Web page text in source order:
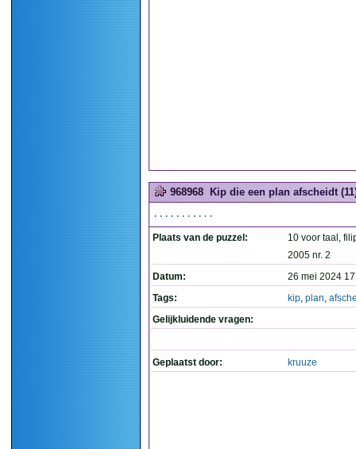
968968 Kip die een plan afscheidt
...........
Plaats van de puzzel:
10 voor taal,
2005 nr. 2
Datum:
26 mei 2024
Tags:
kip, plan,
Gelijkluidende vragen:
Geplaatst door: kruuze